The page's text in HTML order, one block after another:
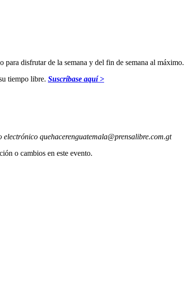
para disfrutar de la semana y del fin de semana al máximo.
tiempo libre. Suscríbase aquí >
electrónico quehacerenguatemala@prensalibre.com.gt
o cambios en este evento.